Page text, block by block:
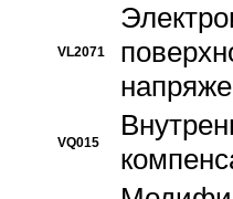
VL2071
VQ015